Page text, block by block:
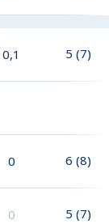
0,1 5 (7)
0 6 (8)
0 5 (7)